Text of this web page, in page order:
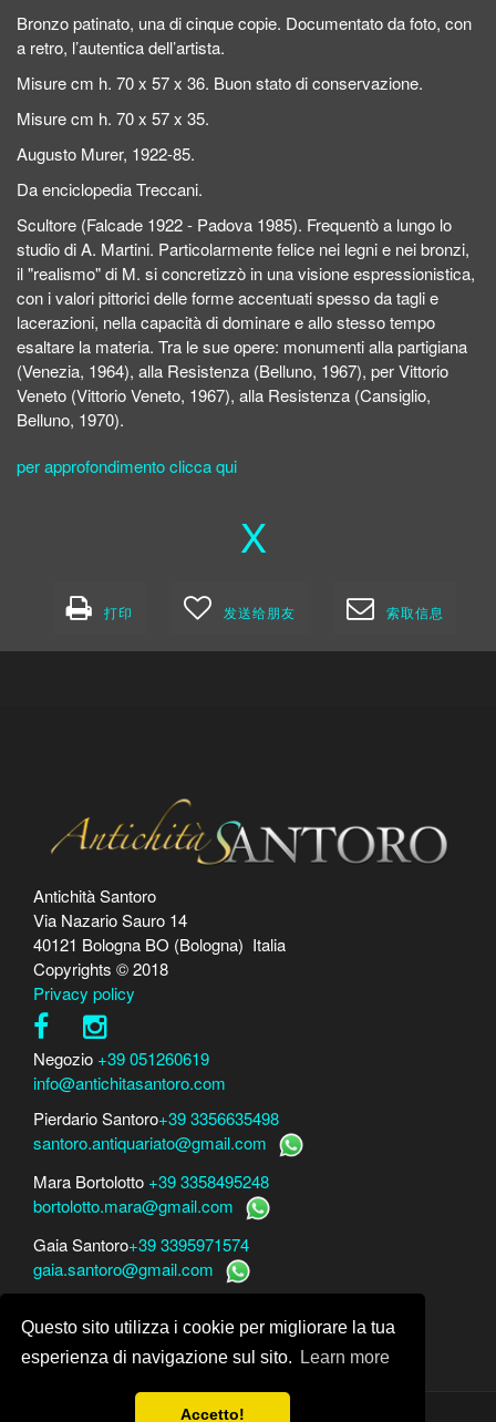
Questo sito utilizza i cookie per migliorare la tua
esperienza di navigazione sul sito.
Learn more
Accetto!
Bronzo patinato, una di cinque copie. Documentato da foto, con
a retro, l’autentica dell’artista.
Misure cm h. 70 x 57 x 36. Buon stato di conservazione.
Misure cm h. 70 x 57 x 35.
Augusto Murer, 1922-85.
Da enciclopedia Treccani.
Scultore (Falcade 1922 - Padova 1985). Frequentò a lungo lo
studio di A. Martini. Particolarmente felice nei legni e nei bronzi,
il "realismo" di M. si concretizzò in una visione espressionistica,
con i valori pittorici delle forme accentuati spesso da tagli e
lacerazioni, nella capacità di dominare e allo stesso tempo
esaltare la materia. Tra le sue opere: monumenti alla partigiana
(Venezia, 1964), alla Resistenza (Belluno, 1967), per Vittorio
Veneto (Vittorio Veneto, 1967), alla Resistenza (Cansiglio,
Belluno, 1970).
per approfondimento clicca qui
X
打印 发送给朋友 索取信息
Antichità Santoro
Via Nazario Sauro 14
40121 Bologna BO (Bologna) Italia
Copyrights © 2018
Privacy policy
Negozio +39 051260619
info@antichitasantoro.com
Pierdario Santoro+39 3356635498
santoro.antiquariato@gmail.com
Mara Bortolotto +39 3358495248
bortolotto.mara@gmail.com
Gaia Santoro+39 3395971574
gaia.santoro@gmail.com
Mara Bortolottowww.perito-arte-antiquariato.it
Dario Santorowww.peritoarte.info